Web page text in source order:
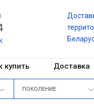
купить Доставка
ПОКОЛЕНИЕ